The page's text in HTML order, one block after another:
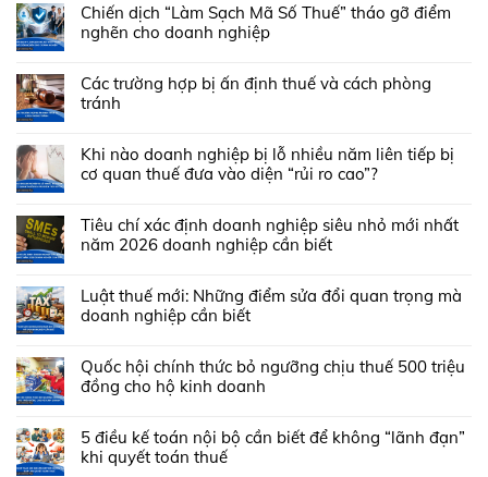
Chiến dịch “Làm Sạch Mã Số Thuế” tháo gỡ điểm
nghẽn cho doanh nghiệp
Các trường hợp bị ấn định thuế và cách phòng
tránh
Khi nào doanh nghiệp bị lỗ nhiều năm liên tiếp bị
cơ quan thuế đưa vào diện “rủi ro cao”?
Tiêu chí xác định doanh nghiệp siêu nhỏ mới nhất
năm 2026 doanh nghiệp cần biết
Luật thuế mới: Những điểm sửa đổi quan trọng mà
doanh nghiệp cần biết
Quốc hội chính thức bỏ ngưỡng chịu thuế 500 triệu
đồng cho hộ kinh doanh
5 điều kế toán nội bộ cần biết để không “lãnh đạn”
khi quyết toán thuế